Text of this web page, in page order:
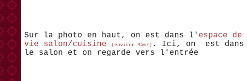
Sur la photo en haut, on est dans l' espace de
vie salon/cuisine
(environ 45m²) . Ici, on est dans
le salon et on regarde vers l'entrée